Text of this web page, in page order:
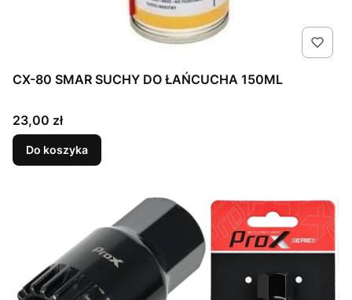
CX-80 SMAR SUCHY DO ŁAŃCUCHA 150ML
Cena
23,00 zł
Do koszyka